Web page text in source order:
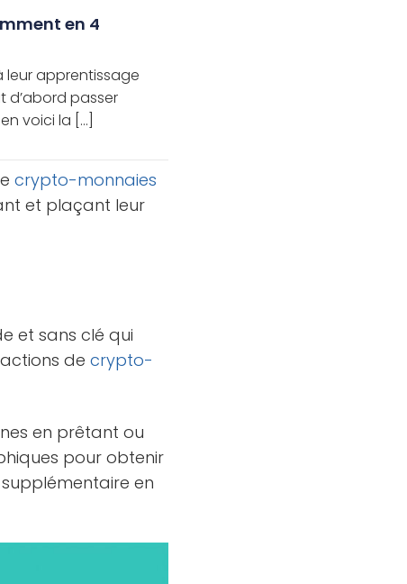
en 4
leur apprentissage
d’abord passer
voici la [...]
crypto-monnaies
et plaçant leur
et sans clé qui
decrypto-
en prêtant ou
pour obtenir
en